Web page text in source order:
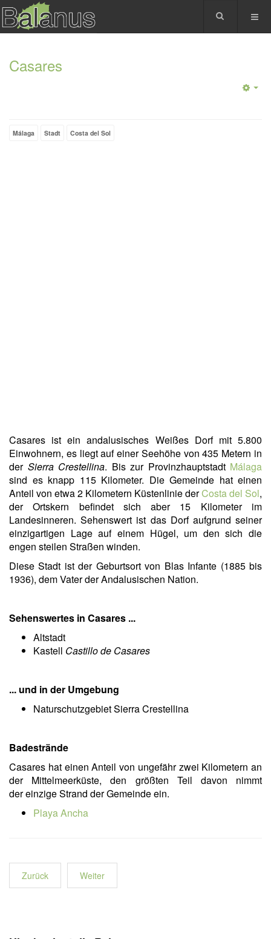
Casares
Málaga Stadt Costa del Sol
Casares ist ein andalusisches Weißes Dorf mit 5.800
Einwohnern, es liegt auf einer Seehöhe von 435 Metern in
der Sierra Crestellina. Bis zur Provinzhauptstadt Málaga
sind es knapp 115 Kilometer. Die Gemeinde hat einen
Anteil von etwa 2 Kilometern Küstenlinie derCosta del Sol,
der Ortskern befindet sich aber 15 Kilometer im
Landesinneren. Sehenswert ist das Dorf aufgrund seiner
einzigartigen Lage auf einem Hügel, um den sich die
engen steilen Straßen winden.
Diese Stadt ist der Geburtsort von Blas Infante (1885 bis
1936), dem Vater der Andalusischen Nation.
Sehenswertes in Casares ...
Altstadt
Kastell Castillo de Casares
... und in der Umgebung
Naturschutzgebiet Sierra Crestellina
Badestrände
Casares hat einen Anteil von ungefähr zwei Kilometern an
der Mittelmeerküste, den größten Teil davon nimmt
der einzige Strand der Gemeinde ein.
Playa Ancha
Zurück Weiter